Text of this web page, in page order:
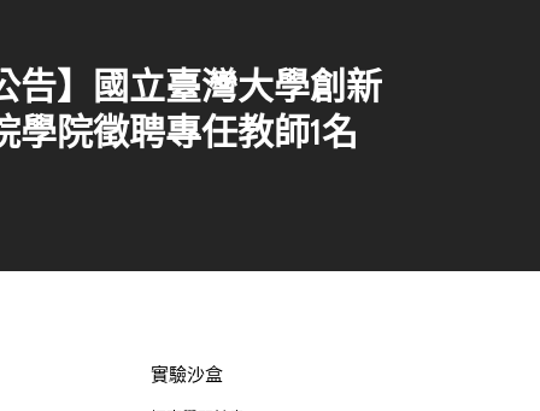
告】國立臺灣大學創新
學院徵聘專任教師1名
實驗沙盒